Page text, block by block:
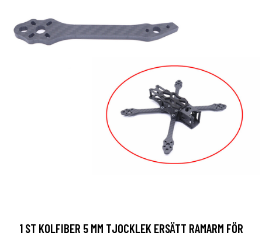
1 ST KOLFIBER 5 MM TJOCKLEK ERSÄTT RAMARM FÖR